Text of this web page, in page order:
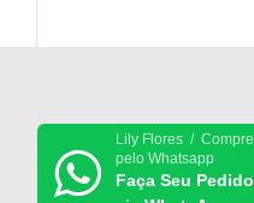
Lily Flores / Compre
pelo Whatsapp
Faça Seu Pedido